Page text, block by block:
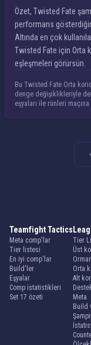
Özet, Twisted Fate
performans
Altında en çok
Twisted Fate için Orta
eşleşmeleri görürsün.
Bu Twisted Fate Orta
denge değişiklikleriyle
eşyaları ile rünleri
Teamfight Tactics
Meta comp'lar
Tier listesi
En iyi comp'lar
Build'ler
Eşyalar
Comp istatistikleri
Set 17 özeti
Tier
Üst
Orta
Alt
Meta
Build